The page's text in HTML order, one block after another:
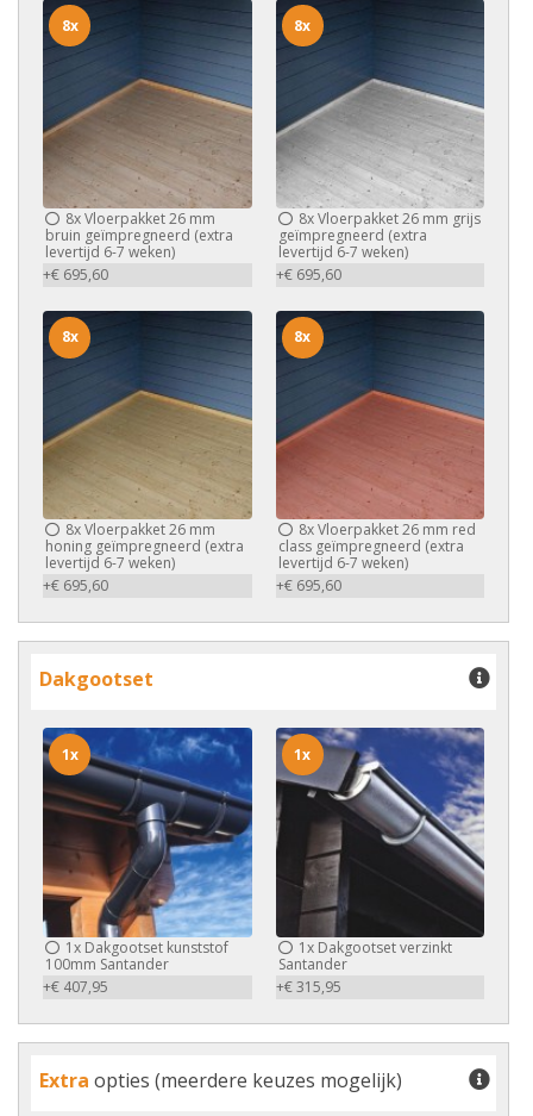
8xVloerpakket 26 mm
bruin geïmpregneerd (extra
levertijd 6-7 weken)
+€ 695,60
8x
8xVloerpakket 26 mm grijs
geïmpregneerd (extra
levertijd 6-7 weken)
+€ 695,60
8x
8xVloerpakket 26 mm
honing geïmpregneerd (extra
levertijd 6-7 weken)
+€ 695,60
8x
8xVloerpakket 26 mm red
class geïmpregneerd (extra
levertijd 6-7 weken)
+€ 695,60
8x
Dakgootset
1x Dakgootset kunststof
100mm Santander
+€ 407,95
1x
1xDakgootset verzinkt
Santander
+€ 315,95
1x
Extra opties (meerdere keuzes mogelijk)